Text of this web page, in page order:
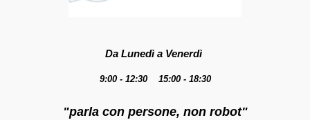
Da Lunedì a Venerdì
9:00 - 12:30 15:00 - 18:30
"parla con persone, non robot"